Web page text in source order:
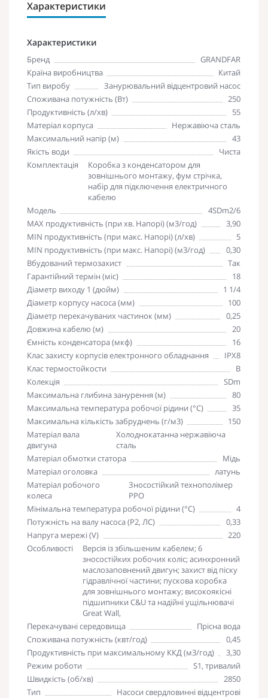
Характеристики
Характеристики
Бренд
GRANDFAR
Країна виробництва
Китай
Тип виробу
Занурювальний відцентровий насос
Споживана потужність (Вт)
250
Продуктивність (л/хв)
55
Матеріал корпуса
Нержавіюча сталь
Максимальний напір (м)
43
Якість води
Чиста
Комплектація
Коробка з конденсатором для
зовнішнього монтажу, фум стрічка,
набір для підключення електричного
кабелю
Модель
4SDm2/6
MAX продуктивність (при хв. Напорі) (м3/год)
3,90
MIN продуктивність (при макс. Напорі) (л/хв)
5
MIN продуктивність (при макс. Напорі) (м3/год)
0,30
Вбудований термозахист
Так
Гарантійний термін (міс)
18
Діаметр виходу 1 (дюйм)
1 1/4
Діаметр корпусу насоса (мм)
100
Діаметр перекачуваних частинок (мм)
0,25
Довжина кабелю (м)
20
Ємність конденсатора (мкф)
16
Клас захисту корпусів електронного обладнання
IPX8
Клас термостойкости
B
Колекція
SDm
Максимальна глибина занурення (м)
80
Максимальна температура робочої рідини (°С)
35
Максимальна кількість забруднень (г/м3)
150
Матеріал вала
двигуна
Холоднокатанна нержавіюча
сталь
Матеріал обмотки статора
Мідь
Матеріал оголовка
латунь
Матеріал робочого
колеса
Зносостійкий технополімер
PPO
Мінімальна температура робочої рідини (°С)
4
Потужність на валу насоса (P2, ЛС)
0,33
Напруга мережі (V)
220
Особливості
Версія із збільшеним кабелем; 6
зносостійких робочих коліс; асинхронний
маслозаповнений двигун; захист від піску
гідравлічної частини; пускова коробка
для зовнішнього монтажу; високоякісні
підшипники C&U та надійні ущільнювачі
Great Wall,
Перекачувані середовища
Прісна вода
Споживана потужність (квт/год)
0,45
Продуктивність при максимальному ККД (м3/год)
3,30
Режим роботи
S1, тривалий
Швидкість (об/хв)
2850
Тип
Насоси свердловинні відцентрові